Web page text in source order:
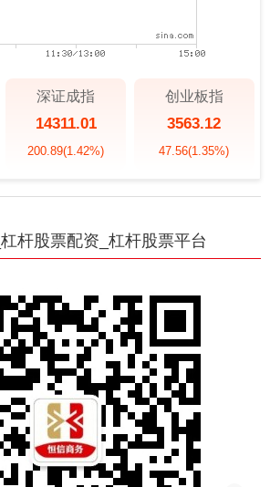
深证成指
14311.01
200.89(1.42%)
创业板指
3563.12
47.56(1.35%)
杆股票配资_杠杆股票平台